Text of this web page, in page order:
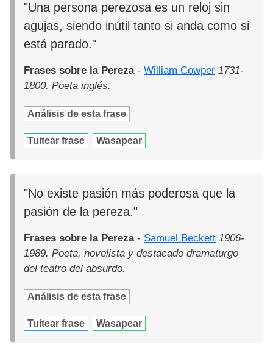
"Una persona perezosa es un reloj sin
agujas, siendo inútil tanto si anda como si
está parado."
Frases sobre la Pereza-William Cowper 1731-
1800. Poeta inglés.
Análisis de esta frase
Tuitear frase Wasapear
"No existe pasión más poderosa que la
pasión de la pereza."
Frases sobre la Pereza- Samuel Beckett 1906-
1989. Poeta, novelista y destacado dramaturgo
del teatro del absurdo.
Análisis de esta frase
Tuitear frase Wasapear